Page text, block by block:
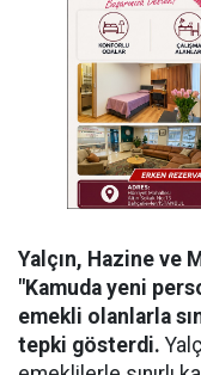
Yalçın, Hazine ve
"Kamuda yeni
emekli olanlarla
tepki gösterdi.